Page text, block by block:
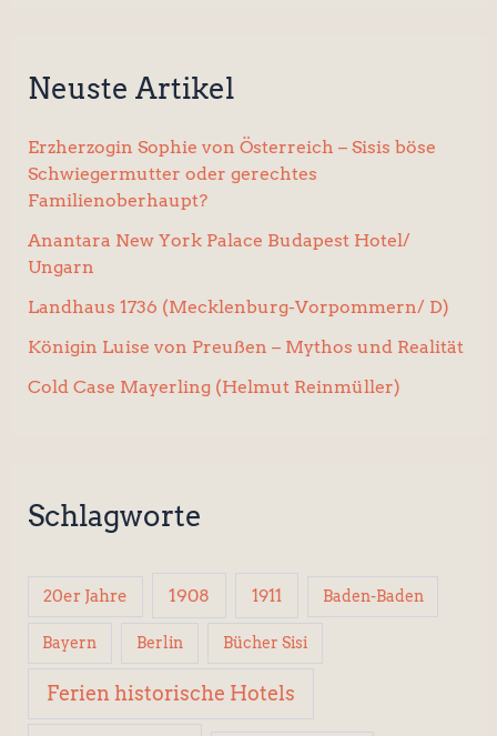
Neuste Artikel
Erzherzogin Sophie von Österreich – Sisis böse
Schwiegermutter oder gerechtes
Familienoberhaupt?
Anantara New York Palace Budapest Hotel/
Ungarn
Landhaus 1736 (Mecklenburg-Vorpommern/ D)
Königin Luise von Preußen – Mythos und Realität
Cold Case Mayerling (Helmut Reinmüller)
Schlagworte
20er Jahre 1908 1911 Baden-Baden
Bayern Berlin Bücher Sisi
Ferien historische Hotels